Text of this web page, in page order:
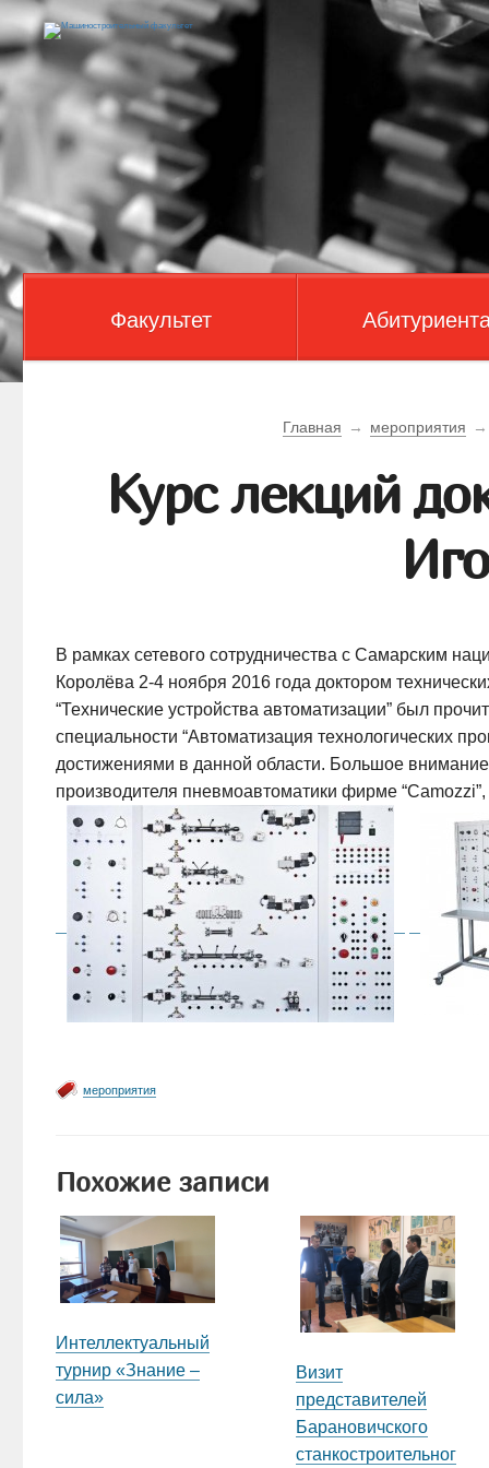
Факультет
Главная → мероприятия →
Курс лекций
В рамках сетевого сотрудничества с Самарским
Королёва 2-4 ноября 2016 года доктором
“Технические устройства автоматизации” был
специальности “Автоматизация технологических
достижениями в данной области. Большое
производителя пневмоавтоматики фирме
мероприятия
Похожие записи
Интеллектуальный
турнир «Знание –
сила»
Визит
представителей
Барановичского
станкостроительног